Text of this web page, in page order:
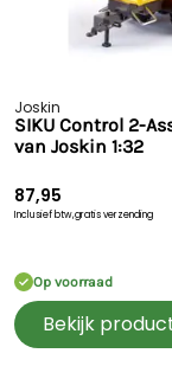
Joskin
SIKU Control 2-
van Joskin 1:32
87,95
Inclusief btw,gratis verzending
Op voorraad
Bekijk